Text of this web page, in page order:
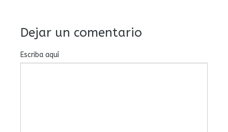
Dejar un comentario
Escriba aquí